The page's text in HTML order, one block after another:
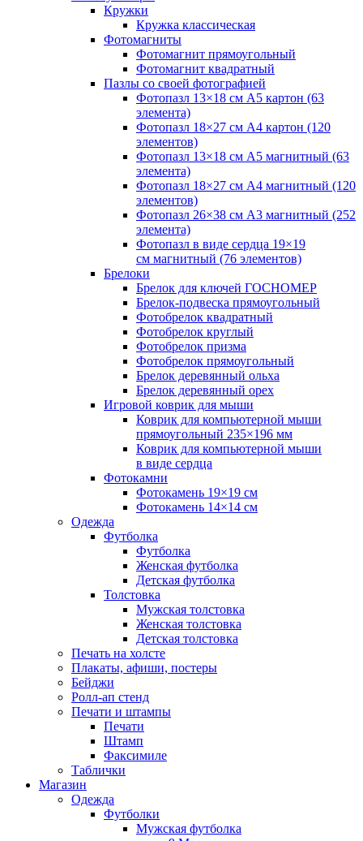
Кружки
Кружка классическая
Фотомагниты
Фотомагнит прямоугольный
Фотомагнит квадратный
Пазлы со своей фотографией
Фотопазл 13×18 см А5 картон (63
элемента)
Фотопазл 18×27 см А4 картон (120
элементов)
Фотопазл 13×18 см А5 магнитный (63
элемента)
Фотопазл 18×27 см А4 магнитный (120
элементов)
Фотопазл 26×38 см А3 магнитный (252
элемента)
Фотопазл в виде сердца 19×19
см магнитный (76 элементов)
Брелоки
Брелок для ключей ГОСНОМЕР
Брелок-подвеска прямоугольный
Фотобрелок квадратный
Фотобрелок круглый
Фотобрелок призма
Фотобрелок прямоугольный
Брелок деревянный ольха
Брелок деревянный орех
Игровой коврик для мыши
Коврик для компьютерной мыши
прямоугольный 235×196 мм
Коврик для компьютерной мыши
в виде сердца
Фотокамни
Фотокамень 19×19 см
Фотокамень 14×14 см
Одежда
Футболка
Футболка
Женская футболка
Детская футболка
Толстовка
Мужская толстовка
Женская толстовка
Детская толстовка
Печать на холсте
Плакаты, афиши, постеры
Бейджи
Ролл-ап стенд
Печати и штампы
Печати
Штамп
Факсимиле
Таблички
Магазин
Одежда
Футболки
Мужская футболка